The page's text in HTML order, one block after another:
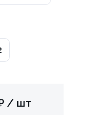
/ шт